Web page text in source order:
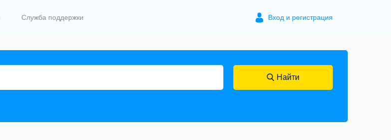
Служба поддержки Вход и регистрация
Найти